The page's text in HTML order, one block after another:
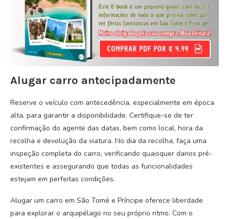
Alugar carro antecipadamente
Reserve o veículo com antecedência, especialmente em época
alta, para garantir a disponibilidade. Certifique-se de ter
confirmação do agente das datas, bem como local, hora da
recolha e devolução da viatura. No dia da recolha, faça uma
inspeção completa do carro, verificando quaisquer danos pré-
existentes e assegurando que todas as funcionalidades
estejam em perfeitas condições.
Alugar um carro em São Tomé e Príncipe oferece liberdade
para explorar o arquipélago no seu próprio ritmo. Com o